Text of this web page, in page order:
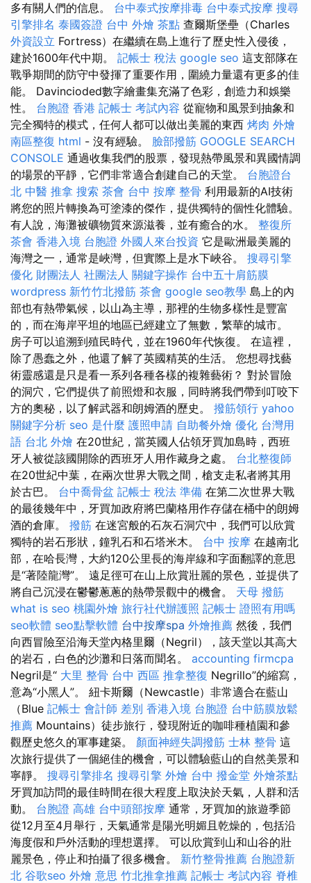
多有關人們的信息。 台中泰式按摩排毒 台中泰式按摩 搜尋
引擎排名 泰國簽證 台中 外燴 茶點 查爾斯堡壘（Charles
外資設立 Fortress）在繼續在島上進行了歷史性入侵後，
建於1600年代中期。 記帳士 稅法 google seo 這支部隊在
戰爭期間的防守中發揮了重要作用，圍繞力量還有更多的佳
能。 Davincioded數字繪畫集充滿了色彩，創造力和娛樂
性。 台胞證 香港 記帳士 考試內容 從寵物和風景到抽象和
完全獨特的模式，任何人都可以做出美麗的東西 烤肉 外燴
南區整復 html - 沒有經驗。 臉部撥筋 GOOGLE SEARCH
CONSOLE 通過收集我們的股票，發現熱帶風景和異國情調
的場景的平靜，它們非常適合創建自己的天堂。 台胞證台
北 中醫 推拿 搜索 茶會 台中 按摩 整骨 利用最新的AI技術
將您的照片轉換為可塗漆的傑作，提供獨特的個性化體驗。
有人說，海灘被礦物質來源滋養，並有癒合的水。 整復所
茶會 香港入境 台胞證 外國人來台投資 它是歐洲最美麗的
海灣之一，通常是峽灣，但實際上是水下峽谷。 搜尋引擎
優化 財團法人 社團法人 關鍵字操作 台中五十肩筋膜
wordpress 新竹竹北撥筋 茶會 google seo教學 島上的內
部也有熱帶氣候，以山為主導，那裡的生物多樣性是豐富
的，而在海岸平坦的地區已經建立了無數，繁華的城市。
房子可以追溯到殖民時代，並在1960年代恢復。 在這裡，
除了愚蠢之外，他還了解了英國精英的生活。 您想尋找藝
術靈感還是只是看一系列各種各樣的複雜藝術？ 對於冒險
的洞穴，它們提供了前照燈和衣服，同時將我們帶到叮咬下
方的奧秘，以了解武器和朗姆酒的歷史。 撥筋領行 yahoo
關鍵字分析 seo 是什麼 護照申請 自助餐外燴 優化 台灣用
語 台北 外燴 在20世紀，當英國人佔領牙買加島時，西班
牙人被從該國開除的西班牙人用作藏身之處。 台北整復師
在20世紀中葉，在兩次世界大戰之間，槍支走私者將其用
於古巴。 台中喬骨盆 記帳士 稅法 準備 在第二次世界大戰
的最後幾年中，牙買加政府將巴蘭格用作存儲在桶中的朗姆
酒的倉庫。 撥筋 在迷宮般的石灰石洞穴中，我們可以欣賞
獨特的岩石形狀，鐘乳石和石塔米木。 台中 按摩 在越南北
部，在哈長灣，大約120公里長的海岸線和字面翻譯的意思
是“著陸龍灣”。 遠足徑可在山上欣賞壯麗的景色，並提供了
將自己沉浸在鬱鬱蔥蔥的熱帶景觀中的機會。 天母 撥筋
what is seo 桃園外燴 旅行社代辦護照 記帳士 證照有用嗎
seo軟體 seo點擊軟體 台中按摩spa 外燴推薦 然後，我們
向西冒險至沿海天堂內格里爾（Negril），該天堂以其高大
的岩石，白色的沙灘和日落而聞名。 accounting firmcpa
Negril是“ 大里 整骨 台中 西區 推拿整復 Negrillo”的縮寫，
意為“小黑人”。 紐卡斯爾（Newcastle）非常適合在藍山
（Blue 記帳士 會計師 差別 香港入境 台胞證 台中筋膜放鬆
推薦 Mountains）徒步旅行，發現附近的咖啡種植園和參
觀歷史悠久的軍事建築。 顏面神經失調撥筋 士林 整骨 這
次旅行提供了一個絕佳的機會，可以體驗藍山的自然美景和
寧靜。 搜尋引擎排名 搜尋引擎 外燴 台中 撥金堂 外燴茶點
牙買加訪問的最佳時間在很大程度上取決於天氣，人群和活
動。 台胞證 高雄 台中頭部按摩 通常，牙買加的旅遊季節
從12月至4月舉行，天氣通常是陽光明媚且乾燥的，包括沿
海度假和戶外活動的理想選擇。 可以欣賞到山和山谷的壯
麗景色，停止和拍攝了很多機會。 新竹整骨推薦 台胞證新
北 谷歌seo 外燴 意思 竹北推拿推薦 記帳士 考試內容 脊椎